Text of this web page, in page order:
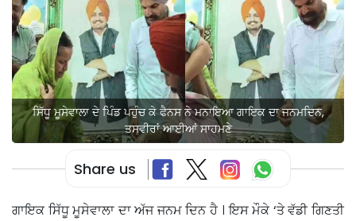
ਸਿੱਧੂ ਮੂਸੇਵਾਲਾ ਦੇ ਪਿੰਡ ਪਹੁੰਚ ਕੇ ਫੈਨਸ ਨੇ ਮਨਾਇਆ ਗਾਇਕ ਦਾ ਜਨਮਦਿਨ,
ਤਸਵੀਰਾਂ ਆਈਆਂ ਸਾਹਮਣੇ
Share us
ਗਾਇਕ ਸਿੱਧੂ ਮੂਸੇਵਾਲਾ ਦਾ ਅੱਜ ਜਨਮ ਦਿਨ ਹੈ । ਇਸ ਮੌਕੇ ‘ਤੇ ਵੱਡੀ ਗਿਣਤੀ